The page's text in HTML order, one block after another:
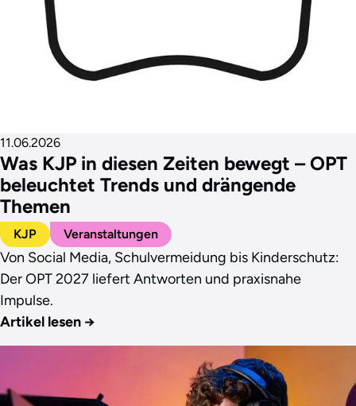
Was KJP in diesen Zeiten bewegt – OPT
beleuchtet Trends und drängende
Themen
11.06.2026
KJP Veranstaltungen
Von Social Media, Schulvermeidung bis Kinderschutz:
Der OPT 2027 liefert Antworten und praxisnahe
Impulse.
Artikel lesen →